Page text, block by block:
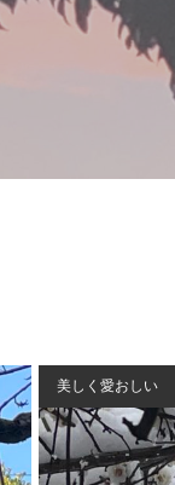
美しく愛おしい